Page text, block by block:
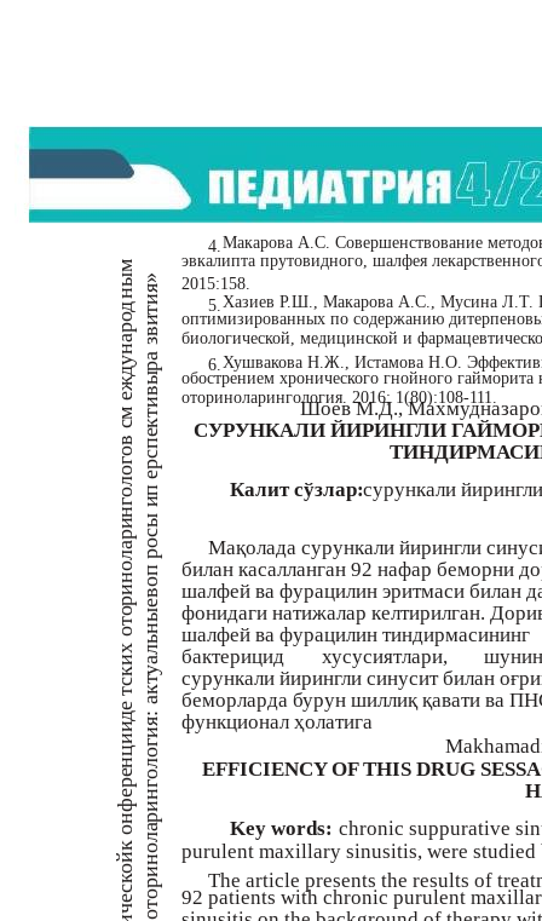
Шоев М.Д.,
СУРУНКАЛИ ЙИРИНГЛИ
Калит сўзлар:сурункали
EFFICIENCY OF THIS DRUG
Key words: chronic suppurative
purulent maxillary sinusitis, were
че
ск
ой
к
он
фере
нц
ии
де
тски
х ото
ри
нола
ри
нгологов с
м
еждун
арод
ным
ри
нола
ри
нгологи
я: акт
уа
ль
ные
воп
рос
ы и
п
ерс
пе
кти
вы
ра
зви
ти
я»
Мақолада сурункали йирингли
билан касалланган 92 нафар беморни
шалфей ва фурацилин эритмаси билан
фонидаги натижалар келтирилган.
шалфей ва фурацилин тиндирмасининг
бактерицид
хусусиятлари,
сурункали йирингли синусит билан
беморларда бурун шиллиқ қавати ва
функционал ҳолатига
The article presents the results of
92 patients with chronic purulent
4.Макарова А.С. Совершенствование
эвкалипта прутовидного, шалфея
2015:158.
5.Хазиев Р.Ш., Макарова А.С., Мусина Л.Т.
оптимизированных по содержанию
биологической, медицинской и
6.Хушвакова Н.Ж., Истамова Н.О.
обострением хронического гнойного
оториноларингология. 2016; 1(80):108-111.